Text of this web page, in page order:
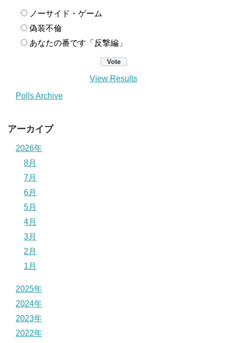
ノーサイド・ゲーム
偽装不倫
あなたの番です「反撃編」
View Results
Polls Archive
アーカイブ
2026年
8月
7月
6月
5月
4月
3月
2月
1月
2025年
2024年
2023年
2022年